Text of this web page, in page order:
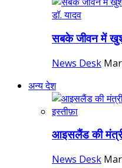
सबके जीवन में
News Desk
अन्य देश
आइसलैंड की मंत्री
News Desk